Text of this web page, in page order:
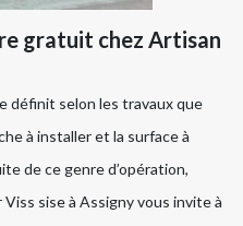
gratuit chez Artisan
définit selon les travaux que
à installer et la surface à
de ce genre d’opération,
sise à Assigny vous invite à